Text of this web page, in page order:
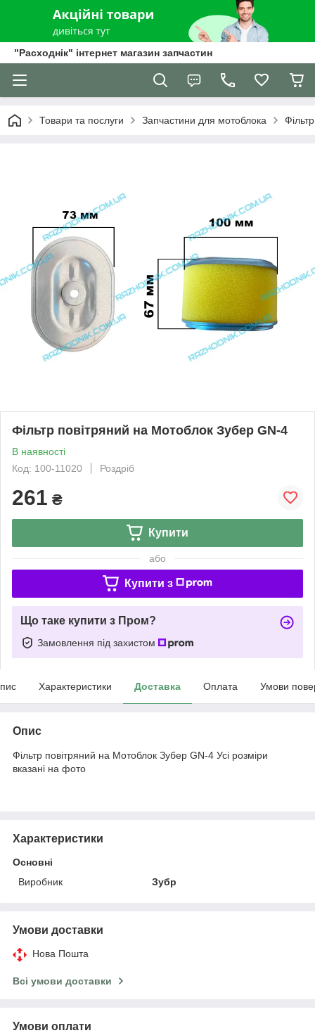
"Расходнік" інтернет магазин запчастин
Товари та послуги Запчастини для мотоблока
Фільтр повітряний на Мотоблок Зубер GN-4
В наявності
Код: 100-11020
Роздріб
261 ₴
Купити
або
Купити з
Що таке купити з Пром?
Замовлення під захистом
Характеристики Доставка Оплата Умови
Опис
Фільтр повітряний на Мотоблок Зубер GN-4 Усі розміри
вказані на фото
Характеристики
Основні
Виробник
Зубр
Умови доставки
Нова Пошта
Всі умови доставки
Умови оплати